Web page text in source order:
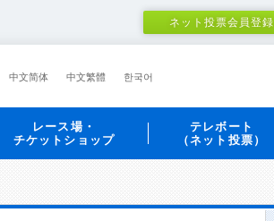
ネット投票会員登録
中文简体 中文繁體 한국어
レース場・
チケットショップ
テレボート
（ネット投票）